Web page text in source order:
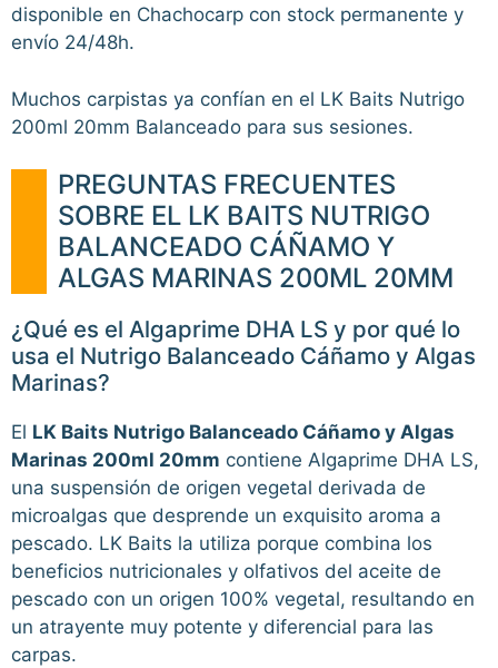
disponible en Chachocarp con stock permanente y
envío 24/48h.
Muchos carpistas ya confían en el LK Baits Nutrigo
200ml 20mm Balanceado para sus sesiones.
PREGUNTAS FRECUENTES
SOBRE EL LK BAITS NUTRIGO
BALANCEADO CÁÑAMO Y
ALGAS MARINAS 200ML 20MM
¿Qué es el Algaprime DHA LS y por qué lo
usa el Nutrigo Balanceado Cáñamo y Algas
Marinas?
El LK Baits Nutrigo Balanceado Cáñamo y Algas
Marinas 200ml 20mm contiene Algaprime DHA LS,
una suspensión de origen vegetal derivada de
microalgas que desprende un exquisito aroma a
pescado. LK Baits la utiliza porque combina los
beneficios nutricionales y olfativos del aceite de
pescado con un origen 100% vegetal, resultando en
un atrayente muy potente y diferencial para las
carpas.